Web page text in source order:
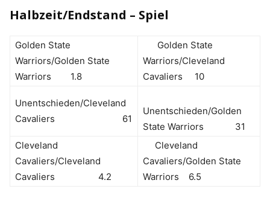
Halbzeit/Endstand – Spiel
Golden State
Warriors/Golden State
Warriors 1.8
Golden State
Warriors/Cleveland
Cavaliers 10
Unentschieden/Cleveland
Cavaliers 61
Unentschieden/Golden
State Warriors 31
Cleveland
Cavaliers/Cleveland
Cavaliers 4.2
Cleveland
Cavaliers/Golden State
Warriors 6.5